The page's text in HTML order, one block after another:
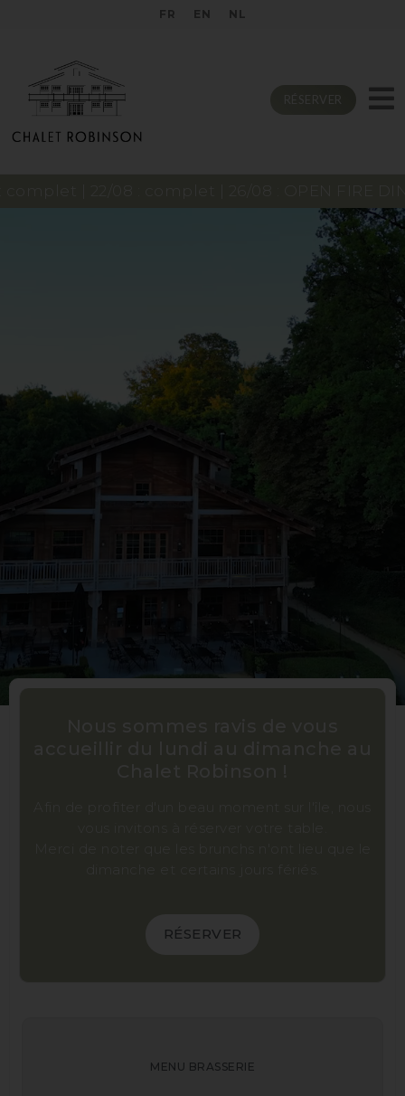
FR EN NL
RÉSERVER
RÉSERVER
MENU BRASSERIE